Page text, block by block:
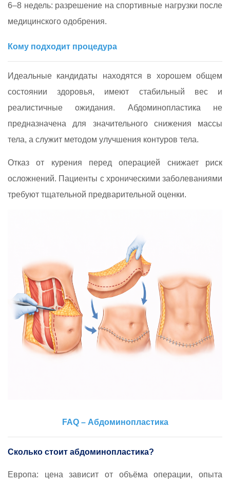
6–8 недель: разрешение на спортивные нагрузки после
медицинского одобрения.
Кому подходит процедура
Идеальные кандидаты находятся в хорошем общем
состоянии здоровья, имеют стабильный вес и
реалистичные ожидания. Абдоминопластика не
предназначена для значительного снижения массы
тела, а служит методом улучшения контуров тела.
Отказ от курения перед операцией снижает риск
осложнений. Пациенты с хроническими заболеваниями
требуют тщательной предварительной оценки.
FAQ – Абдоминопластика
Сколько стоит абдоминопластика?
Европа: цена зависит от объёма операции, опыта